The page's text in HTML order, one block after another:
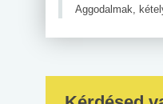
Aggodalmak,